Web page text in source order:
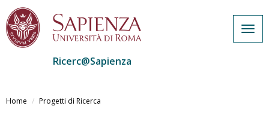
al
Ricerc@Sapienza
Home Progetti di Ricerca